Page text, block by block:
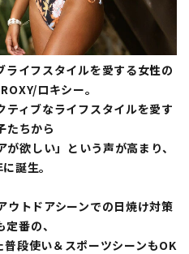
ライフスタイルを愛する女性の
ロキシー。
ティブなライフスタイルを愛す
たちから
が欲しい」という声が高まり、
誕生。
ウトドアシーンでの日焼け対策
定番の、
段使い＆スポーツシーンもOK